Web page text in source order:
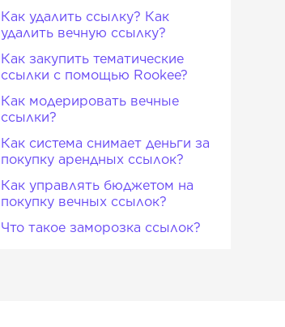
Как удалить ссылку? Как
удалить вечную ссылку?
Как закупить тематические
ссылки с помощью Rookee?
Как модерировать вечные
ссылки?
Как система снимает деньги за
покупку арендных ссылок?
Как управлять бюджетом на
покупку вечных ссылок?
Что такое заморозка ссылок?